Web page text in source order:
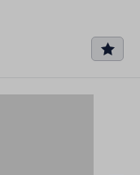
favo